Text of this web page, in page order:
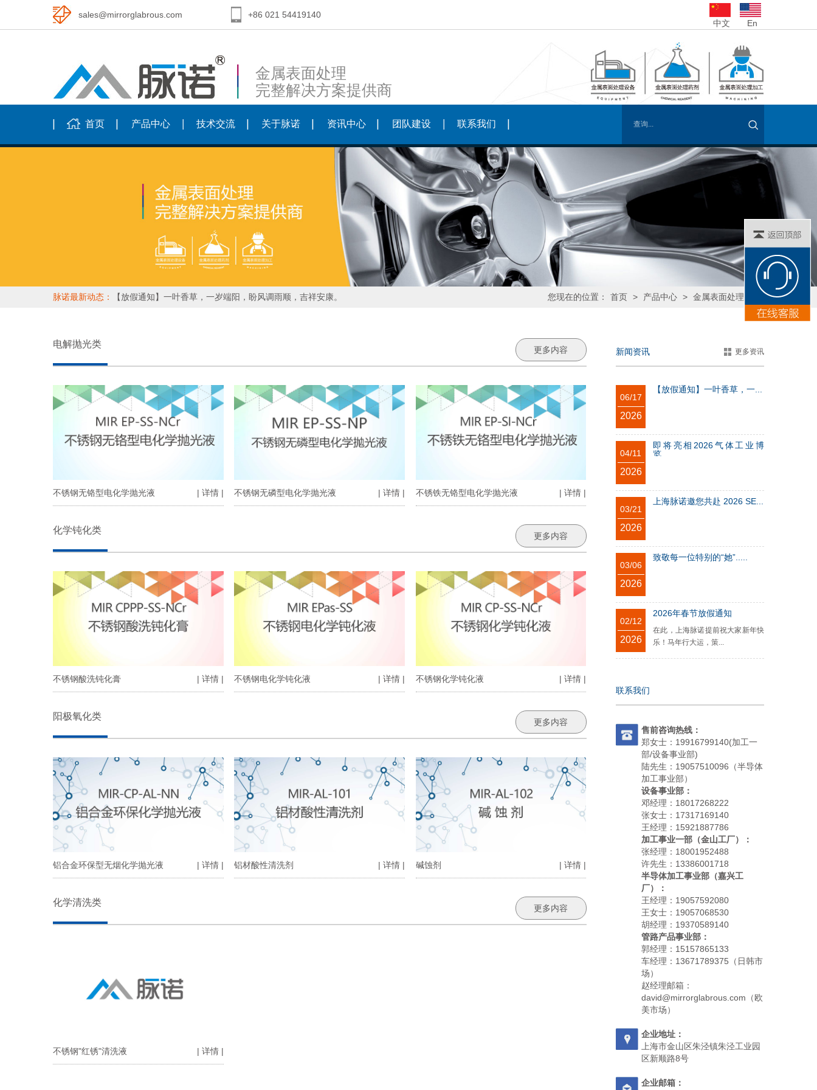
sales@mirrorglabrous.com
+86 021 54419140
中文
En
金属表面处理
完整解决方案提供商
首页 产品中心 技术交流 关于脉诺 资讯中心 团队建设 联系我们
脉诺最新动态： 【放假通知】一叶香草，一岁端阳，盼风调雨顺，吉祥安康。 您现在的位置： 首页 > 产品中心 > 金属表面处理药剂
更多内容
电解抛光类
| 详情 |
不锈钢无铬型电化学抛光液 | 详情 |
不锈钢无磷型电化学抛光液 | 详情 |
不锈铁无铬型电化学抛光液
更多内容
化学钝化类
| 详情 |
不锈钢酸洗钝化膏 | 详情 |
不锈钢电化学钝化液 | 详情 |
不锈钢化学钝化液
更多内容
阳极氧化类
| 详情 |
铝合金环保型无烟化学抛光液 | 详情 |
铝材酸性清洗剂 | 详情 |
碱蚀剂
更多内容
化学清洗类
| 详情 |
不锈钢"红锈"清洗液
更多资讯
新闻资讯
06/17
2026
【放假通知】一叶香草，一...
04/11
2026
即将亮相2026气体工业博
览...
03/21
2026
上海脉诺邀您共赴 2026 SE...
03/06
2026
致敬每一位特别的“她”.....
02/12
2026
2026年春节放假通知
在此，上海脉诺提前祝大家新年快
乐！马年行大运，策...
联系我们
售前咨询热线：
郑女士：19916799140(加工一
部/设备事业部)
陆先生：19057510096（半导体
加工事业部）
设备事业部：
邓经理：18017268222
张女士：17317169140
王经理：15921887786
加工事业一部（金山工厂）：
张经理：18001952488
许先生：13386001718
半导体加工事业部（嘉兴工
厂）：
王经理：19057592080
王女士：19057068530
胡经理：19370589140
管路产品事业部：
郭经理：15157865133
车经理：13671789375（日韩市
场）
赵经理邮箱：
david@mirrorglabrous.com（欧
美市场）
企业地址：
上海市金山区朱泾镇朱泾工业园
区新顺路8号
企业邮箱：